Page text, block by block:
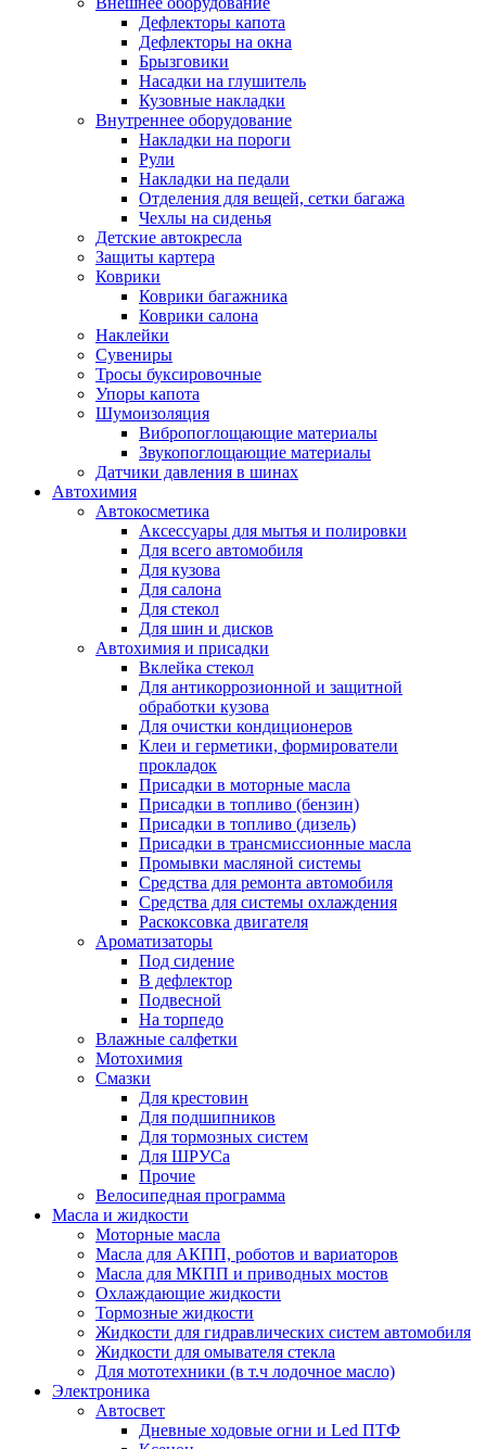
Дефлекторы капота
Дефлекторы на окна
Брызговики
Насадки на глушитель
Кузовные накладки
Внутреннее оборудование
Накладки на пороги
Рули
Накладки на педали
Отделения для вещей, сетки багажа
Чехлы на сиденья
Детские автокресла
Защиты картера
Коврики
Коврики багажника
Коврики салона
Наклейки
Сувениры
Тросы буксировочные
Упоры капота
Шумоизоляция
Вибропоглощающие материалы
Звукопоглощающие материалы
Датчики давления в шинах
Автохимия
Автокосметика
Аксессуары для мытья и полировки
Для всего автомобиля
Для кузова
Для салона
Для стекол
Для шин и дисков
Автохимия и присадки
Вклейка стекол
Для антикоррозионной и защитной
обработки кузова
Для очистки кондиционеров
Клеи и герметики, формирователи
прокладок
Присадки в моторные масла
Присадки в топливо (бензин)
Присадки в топливо (дизель)
Присадки в трансмиссионные масла
Промывки масляной системы
Средства для ремонта автомобиля
Средства для системы охлаждения
Раскоксовка двигателя
Ароматизаторы
Под сидение
В дефлектор
Подвесной
На торпедо
Влажные салфетки
Мотохимия
Смазки
Для крестовин
Для подшипников
Для тормозных систем
Для ШРУСа
Прочие
Велосипедная программа
Масла и жидкости
Моторные масла
Масла для АКПП, роботов и вариаторов
Масла для МКПП и приводных мостов
Охлаждающие жидкости
Тормозные жидкости
Жидкости для гидравлических систем автомобиля
Жидкости для омывателя стекла
Для мототехники (в т.ч лодочное масло)
Электроника
Автосвет
Дневные ходовые огни и Led ПТФ